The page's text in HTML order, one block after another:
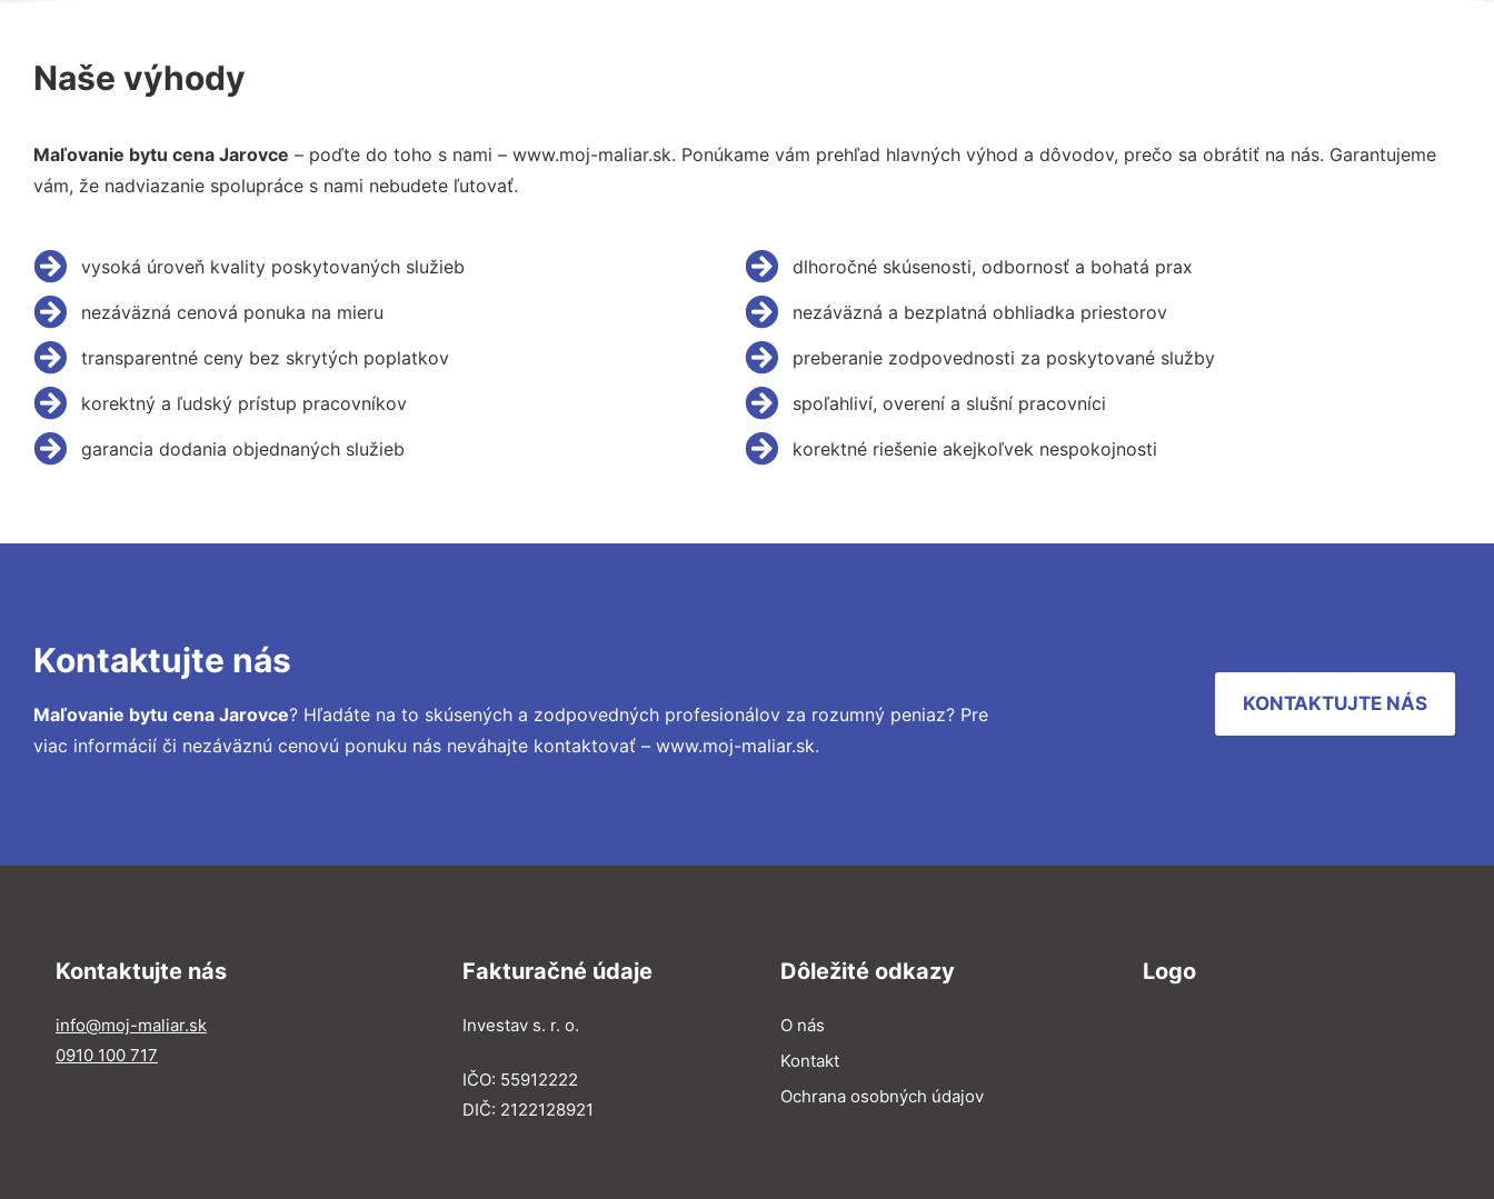
Naše výhody
Maľovanie bytu cena Jarovce – poďte do toho s nami – www.moj-maliar.sk. Ponúkame vám prehľad hlavných výhod a dôvodov, prečo sa obrátiť na nás. Garantujeme
vám, že nadviazanie spolupráce s nami nebudete ľutovať.
vysoká úroveň kvality poskytovaných služieb
nezáväzná cenová ponuka na mieru
transparentné ceny bez skrytých poplatkov
korektný a ľudský prístup pracovníkov
garancia dodania objednaných služieb
dlhoročné skúsenosti, odbornosť a bohatá prax
nezáväzná a bezplatná obhliadka priestorov
preberanie zodpovednosti za poskytované služby
spoľahliví, overení a slušní pracovníci
korektné riešenie akejkoľvek nespokojnosti
Kontaktujte nás
Maľovanie bytu cena Jarovce? Hľadáte na to skúsených a zodpovedných profesionálov za rozumný peniaz? Pre
viac informácií či nezáväznú cenovú ponuku nás neváhajte kontaktovať – www.moj-maliar.sk.
KONTAKTUJTE NÁS
Kontaktujte nás
info@moj-maliar.sk
0910 100 717
Fakturačné údaje
Investav s. r. o.
IČO: 55912222
DIČ: 2122128921
Dôležité odkazy
O nás
Kontakt
Ochrana osobných údajov
Logo